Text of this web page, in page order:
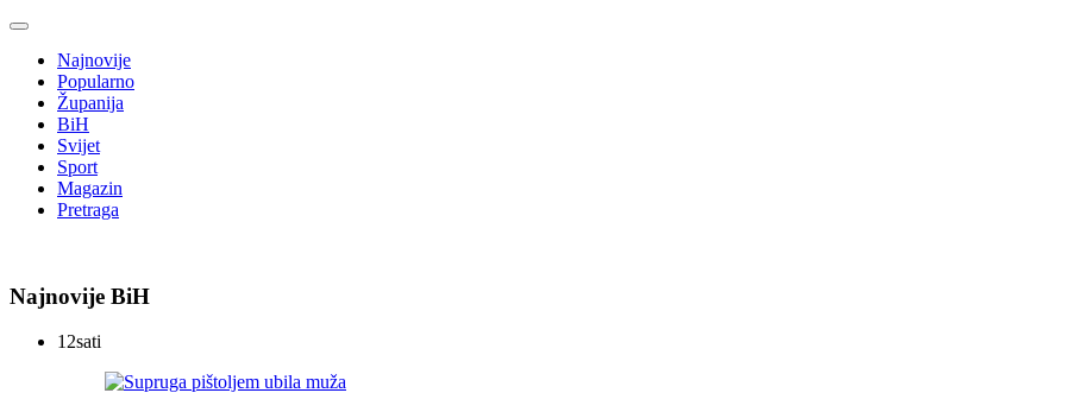
Najnovije
Popularno
Županija
BiH
Svijet
Sport
Magazin
Pretraga
Najnovije BiH
12sati